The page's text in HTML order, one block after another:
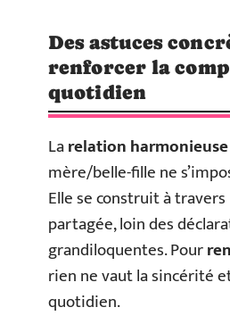
Des astuces
renforcer la
quotidien
Larelation harmonieuse
mère/belle-fille ne
Elle se construit à
partagée, loin des
grandiloquentes. Pour
rien ne vaut la sincérité
quotidien.